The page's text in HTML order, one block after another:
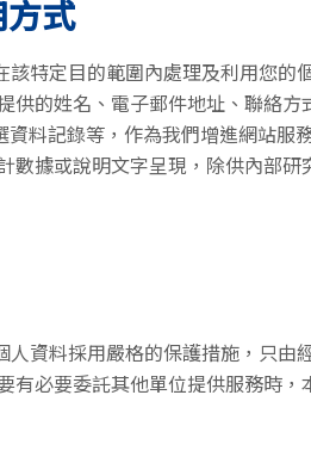
式
特定目的範圍內處理及利用您的
的姓名、電子郵件地址、聯絡方
料記錄等，作為我們增進網站服
據或說明文字呈現，除供內部研
資料採用嚴格的保護措施，只由
必要委託其他單位提供服務時，